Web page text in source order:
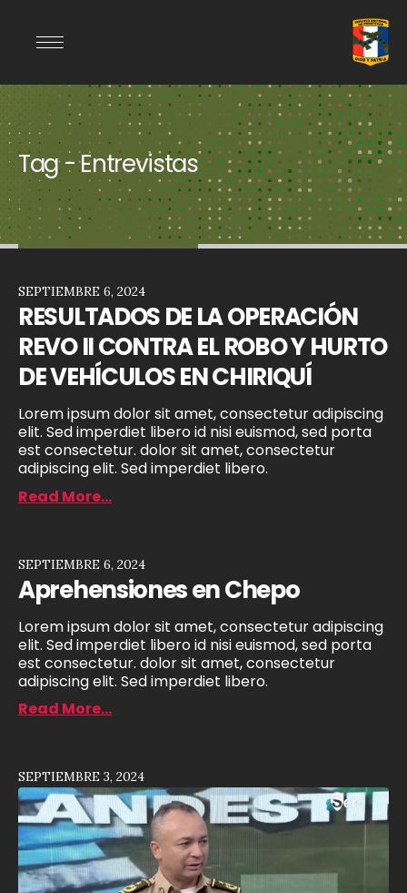
Tag - Entrevistas
RESULTADOS DE LA OPERACIÓN
REVO II CONTRA EL ROBO Y HURTO
DE VEHÍCULOS EN CHIRIQUÍ
Lorem ipsum dolor sit amet, consectetur adipiscing
elit. Sed imperdiet libero id nisi euismod, sed porta
est consectetur. dolor sit amet, consectetur
adipiscing elit. Sed imperdiet libero.
SEPTIEMBRE 6, 2024
Read More...
Aprehensiones en Chepo
Lorem ipsum dolor sit amet, consectetur adipiscing
elit. Sed imperdiet libero id nisi euismod, sed porta
est consectetur. dolor sit amet, consectetur
adipiscing elit. Sed imperdiet libero.
SEPTIEMBRE 6, 2024
Read More...
SEPTIEMBRE 3, 2024